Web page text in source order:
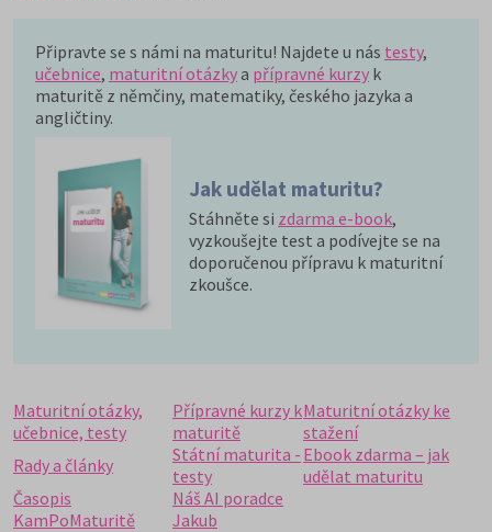
Připravte se s námi na maturitu! Najdete u nás testy,
učebnice, maturitní otázkya přípravné kurzy k
maturitě z němčiny, matematiky, českého jazyka a
angličtiny.
Jak udělat maturitu?
Stáhněte si zdarma e-book,
vyzkoušejte test a podívejte se na
doporučenou přípravu k maturitní
zkoušce.
Maturitní otázky,
učebnice, testy
Přípravné kurzy k
maturitě
Maturitní otázky ke
stažení
Rady a články
Státní maturita -
testy
Ebook zdarma – jak
udělat maturitu
Časopis
KamPoMaturitě
Náš AI poradce
Jakub